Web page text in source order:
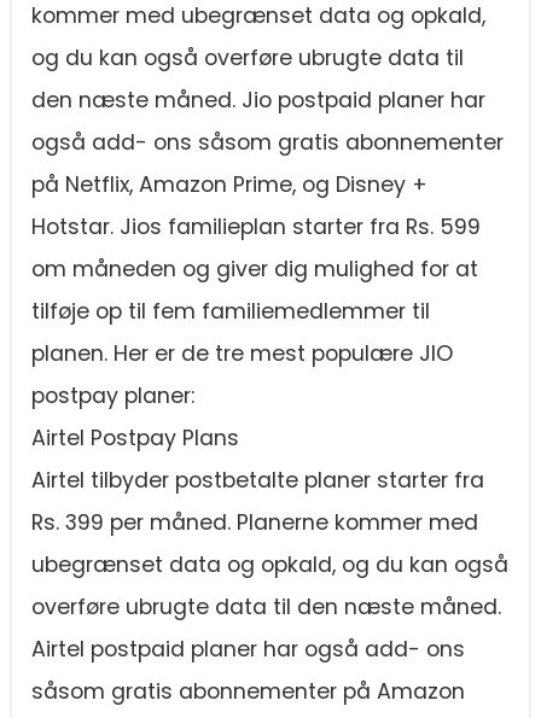
kommer med ubegrænset data og opkald,
og du kan også overføre ubrugte data til
den næste måned. Jio postpaid planer har
også add- ons såsom gratis abonnementer
på Netflix, Amazon Prime, og Disney +
Hotstar. Jios familieplan starter fra Rs. 599
om måneden og giver dig mulighed for at
tilføje op til fem familiemedlemmer til
planen. Her er de tre mest populære JIO
postpay planer:
Airtel Postpay Plans
Airtel tilbyder postbetalte planer starter fra
Rs. 399 per måned. Planerne kommer med
ubegrænset data og opkald, og du kan også
overføre ubrugte data til den næste måned.
Airtel postpaid planer har også add- ons
såsom gratis abonnementer på Amazon